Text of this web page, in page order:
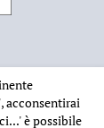
, acconsentirai
è possibile